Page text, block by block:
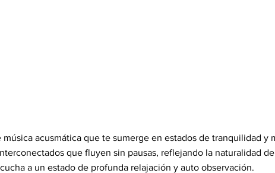
acusmática que te sumerge en estados de tranquilidad y
que fluyen sin pausas, reflejando la naturalidad
a un estado de profunda relajación y auto observación.